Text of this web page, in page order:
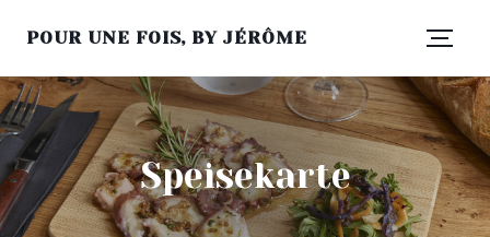
POUR UNE FOIS, BY JÉRÔME
Speisekarte